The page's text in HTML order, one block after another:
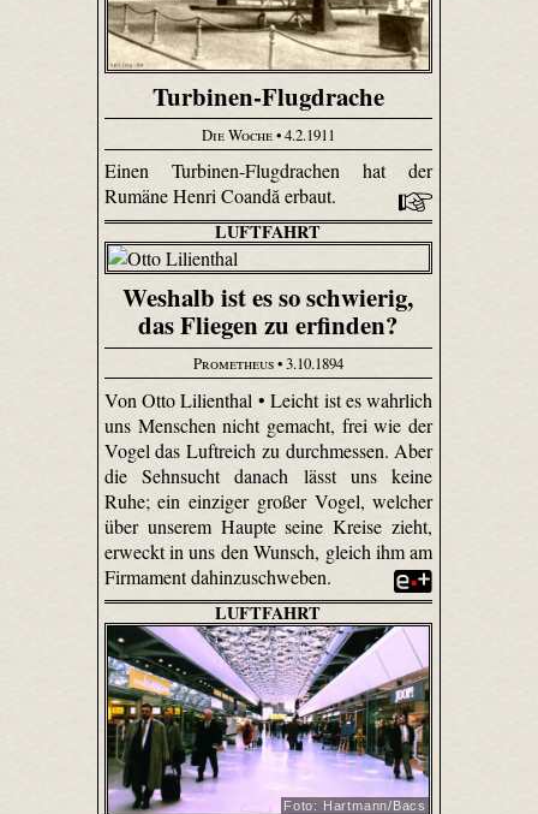
Turbinen-Flugdrache
Die Woche• 4.2.1911
Einen Turbinen-Flugdrachen hat der
Rumäne Henri Coandă erbaut.
LUFTFAHRT
Weshalb ist es so schwierig,
das Fliegen zu erfinden?
Prometheus• 3.10.1894
Von Otto Lilienthal • Leicht ist es wahrlich
uns Menschen nicht gemacht, frei wie der
Vogel das Luftreich zu durchmessen. Aber
die Sehnsucht danach lässt uns keine
Ruhe; ein einziger großer Vogel, welcher
über unserem Haupte seine Kreise zieht,
erweckt in uns den Wunsch, gleich ihm am
Firmament dahin­zuschweben.
LUFTFAHRT
Foto: Hartmann/Bacs